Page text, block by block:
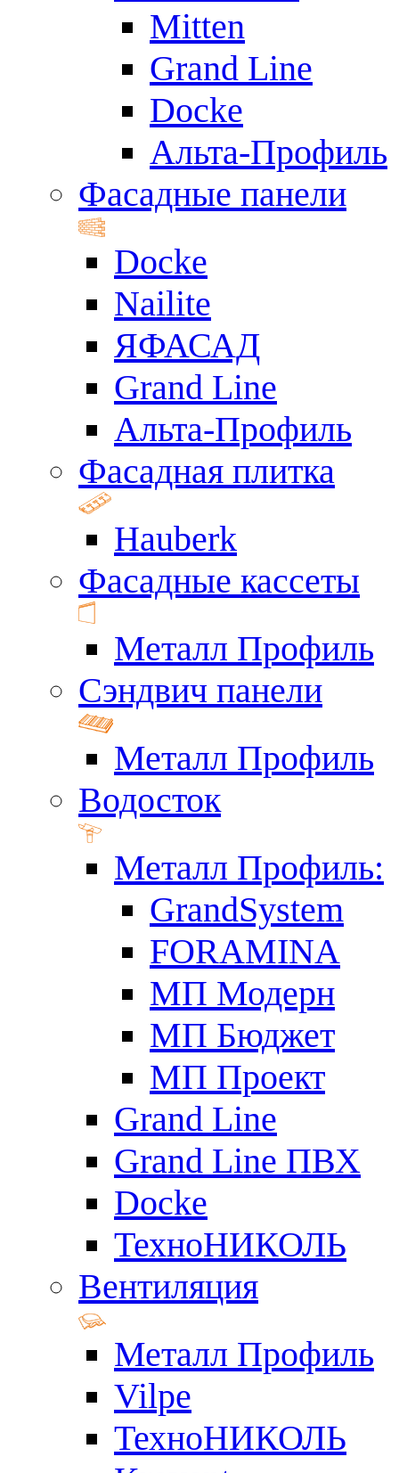
Mitten
Grand Line
Docke
Альта-Профиль
Фасадные панели
Docke
Nailite
ЯФАСАД
Grand Line
Альта-Профиль
Фасадная плитка
Hauberk
Фасадные кассеты
Металл Профиль
Сэндвич панели
Металл Профиль
Водосток
Металл Профиль:
GrandSystem
FORAMINA
МП Модерн
МП Бюджет
МП Проект
Grand Line
Grand Line ПВХ
Docke
ТехноНИКОЛЬ
Вентиляция
Металл Профиль
Vilpe
ТехноНИКОЛЬ